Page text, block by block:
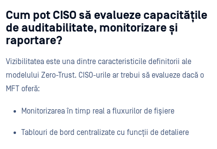
Cum pot CISO să evalueze capacitățile
de auditabilitate, monitorizare și
raportare?
Vizibilitatea este una dintre caracteristicile definitorii ale
modelului Zero-Trust. CISO-urile ar trebui să evalueze dacă o
MFT oferă:
Monitorizarea în timp real a fluxurilor de fișiere
Tablouri de bord centralizate cu funcții de detaliere